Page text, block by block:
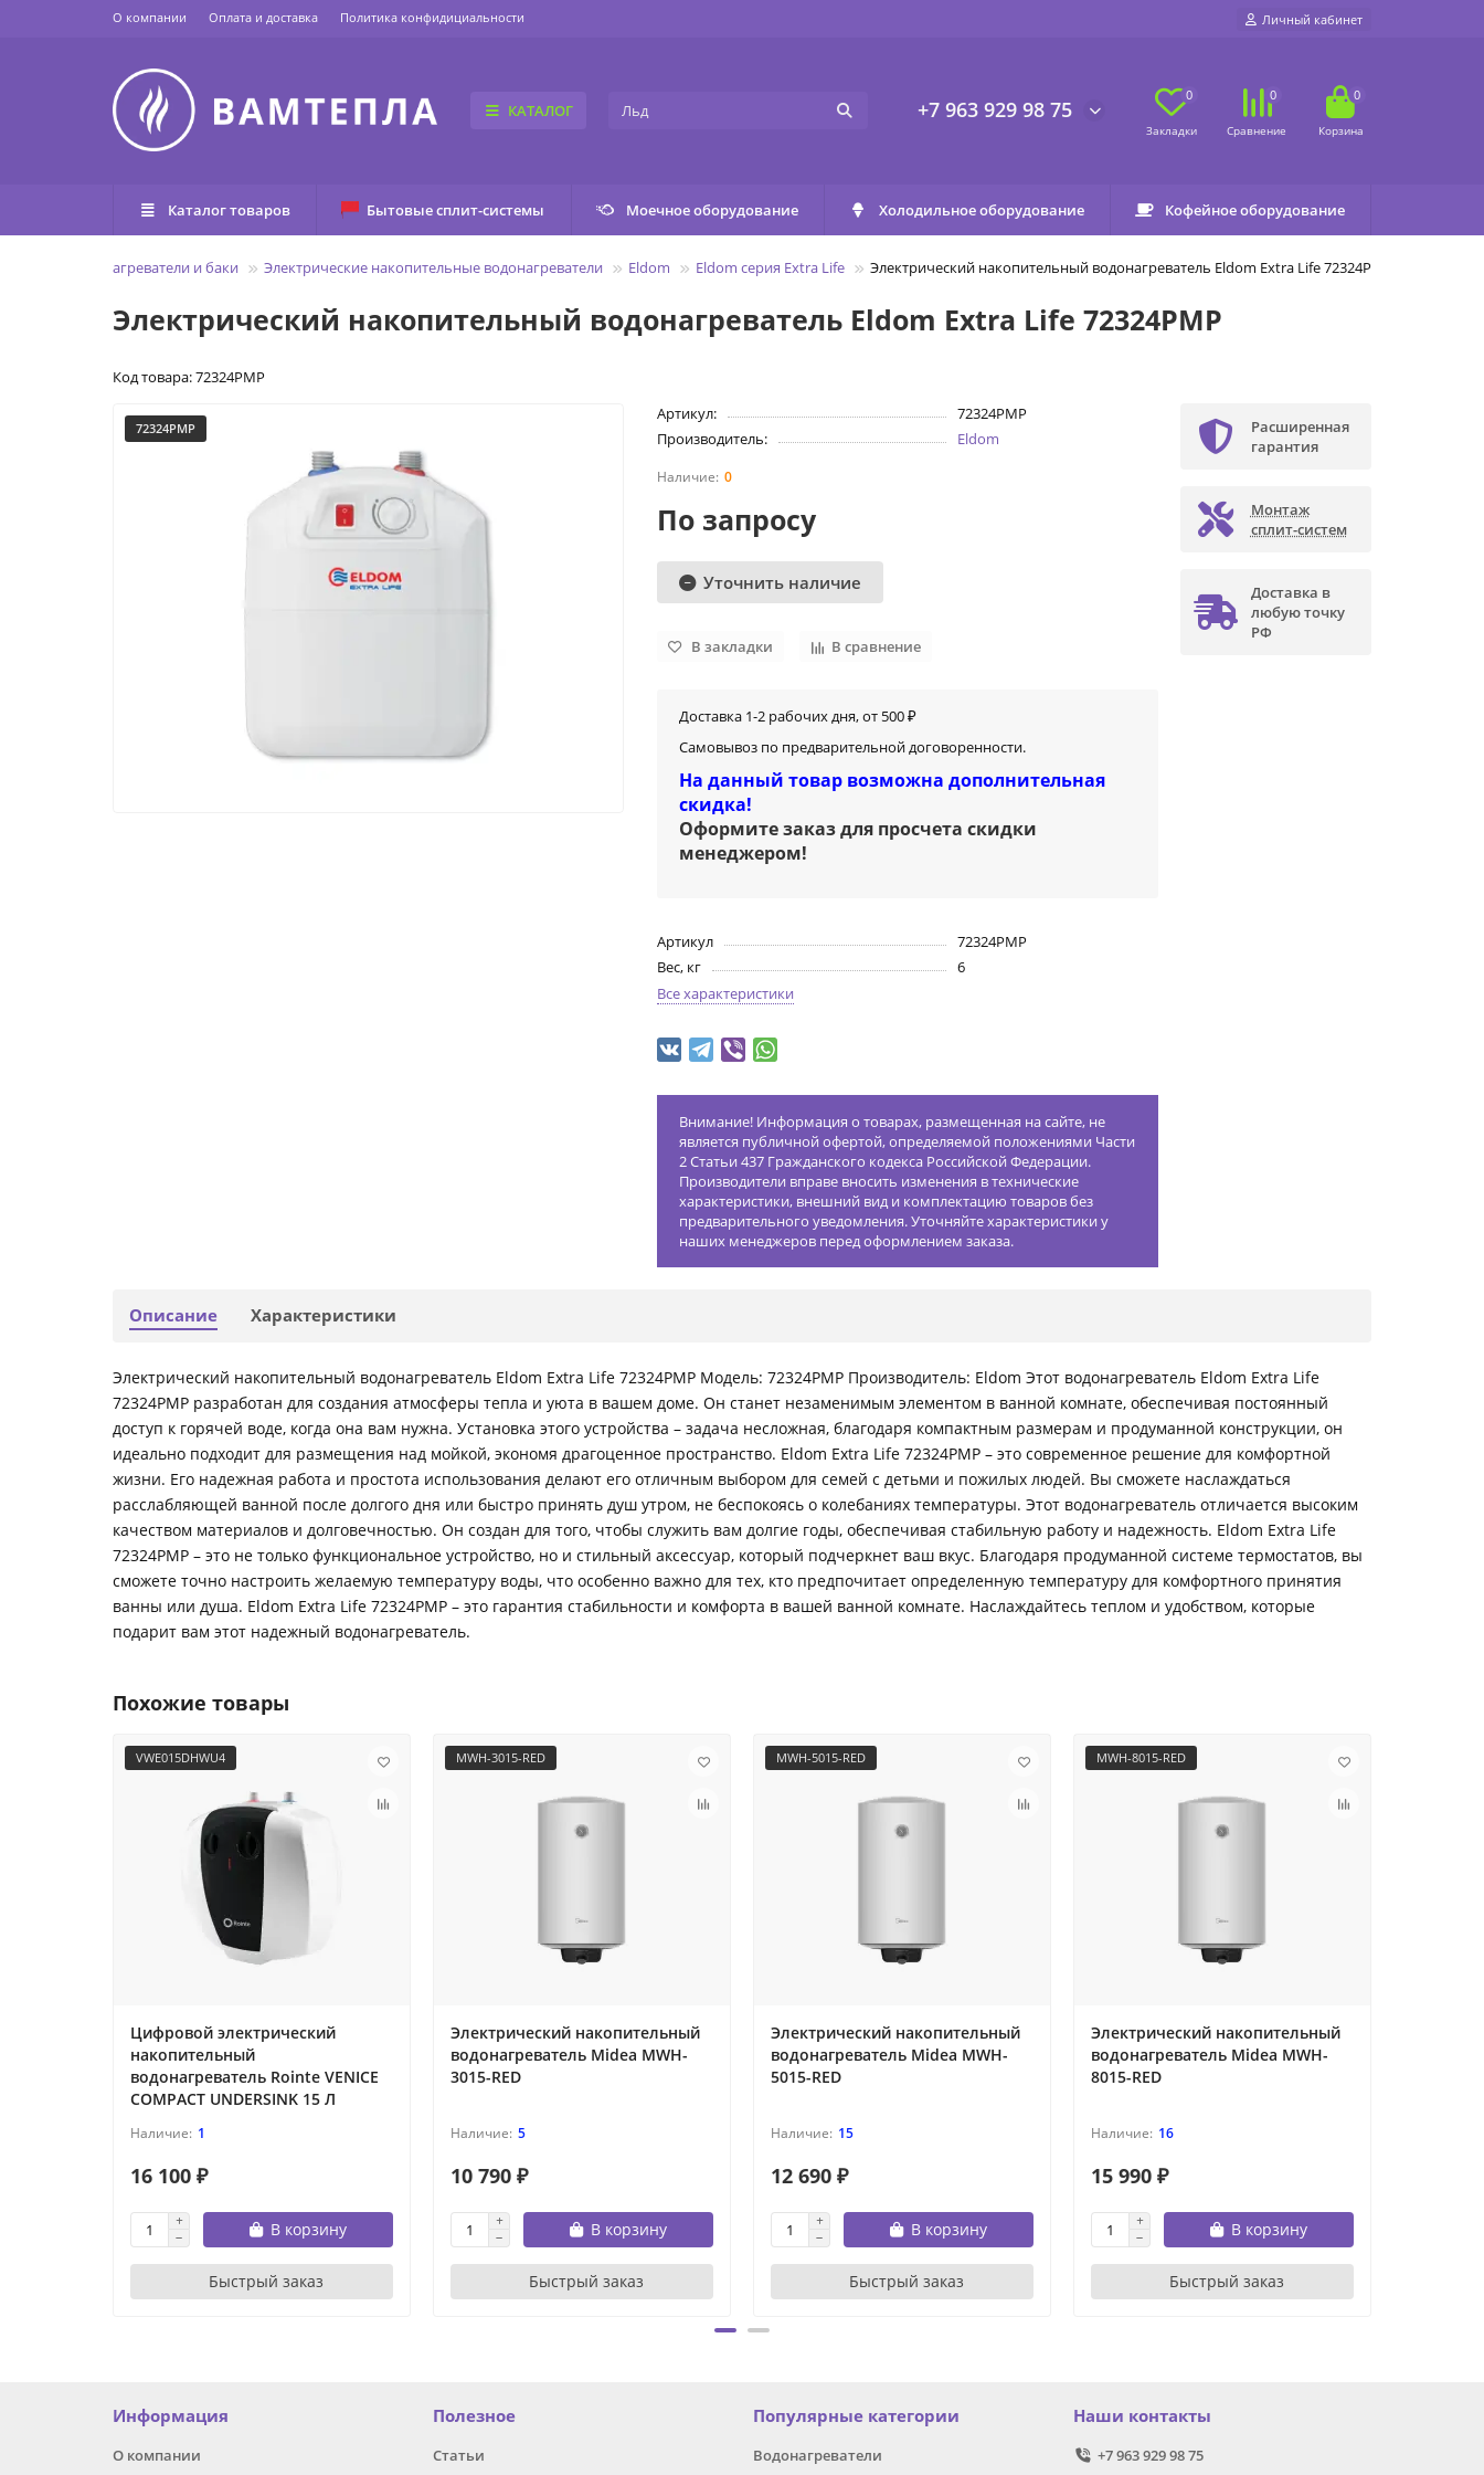
О компании Оплата и доставка Политика конфидициальности Личный кабинет
КАТАЛОГ +7 963 929 98 75
0 0 0
Каталог товаров Бытовые сплит-системы Моечное оборудование Холодильное оборудование Кофейное оборудование
Водонагреватели и баки Электрические накопительные водонагреватели Eldom Eldom серия Extra Life Электрический накопительный водонагреватель Eldom Extra Life 72324PMP
Электрический накопительный водонагреватель Eldom Extra Life 72324PMP
Код товара: 72324PMP
72324PMP
Артикул:
72324PMP
Производитель:
Eldom
0
По запросу
Уточнить наличие
В закладки В сравнение
Доставка 1-2 рабочих дня, от 500 ₽
Самовывоз по предварительной договоренности.
На данный товар возможна дополнительная
скидка!
Оформите заказ для просчета скидки
менеджером!
Артикул
72324PMP
Вес, кг
6
Все характеристики
Внимание! Информация о товарах, размещенная на сайте, не
является публичной офертой, определяемой положениями Части
2 Статьи 437 Гражданского кодекса Российской Федерации.
Производители вправе вносить изменения в технические
характеристики, внешний вид и комплектацию товаров без
предварительного уведомления. Уточняйте характеристики у
наших менеджеров перед оформлением заказа.
Расширенная
гарантия
Монтаж
сплит-систем
Доставка в
любую точку
РФ
Описание Характеристики
Электрический накопительный водонагреватель Eldom Extra Life 72324PMP Модель: 72324PMP Производитель: Eldom Этот водонагреватель Eldom Extra Life
72324PMP разработан для создания атмосферы тепла и уюта в вашем доме. Он станет незаменимым элементом в ванной комнате, обеспечивая постоянный
доступ к горячей воде, когда она вам нужна. Установка этого устройства – задача несложная, благодаря компактным размерам и продуманной конструкции, он
идеально подходит для размещения над мойкой, экономя драгоценное пространство. Eldom Extra Life 72324PMP – это современное решение для комфортной
жизни. Его надежная работа и простота использования делают его отличным выбором для семей с детьми и пожилых людей. Вы сможете наслаждаться
расслабляющей ванной после долгого дня или быстро принять душ утром, не беспокоясь о колебаниях температуры. Этот водонагреватель отличается высоким
качеством материалов и долговечностью. Он создан для того, чтобы служить вам долгие годы, обеспечивая стабильную работу и надежность. Eldom Extra Life
72324PMP – это не только функциональное устройство, но и стильный аксессуар, который подчеркнет ваш вкус. Благодаря продуманной системе термостатов, вы
сможете точно настроить желаемую температуру воды, что особенно важно для тех, кто предпочитает определенную температуру для комфортного принятия
ванны или душа. Eldom Extra Life 72324PMP – это гарантия стабильности и комфорта в вашей ванной комнате. Наслаждайтесь теплом и удобством, которые
подарит вам этот надежный водонагреватель.
Похожие товары
VWE015DHWU4
Цифровой электрический
накопительный
водонагреватель Rointe VENICE
COMPACT UNDERSINK 15 Л
1
16 100 ₽
В корзину
Быстрый заказ
MWH-3015-RED
Электрический накопительный
водонагреватель Midea MWH-
3015-RED
5
10 790 ₽
В корзину
Быстрый заказ
MWH-5015-RED
Электрический накопительный
водонагреватель Midea MWH-
5015-RED
15
12 690 ₽
В корзину
Быстрый заказ
MWH-8015-RED
Электрический накопительный
водонагреватель Midea MWH-
8015-RED
16
15 990 ₽
В корзину
Быстрый заказ
Информация
О компании
Полезное
Статьи
Популярные категории
Водонагреватели
Наши контакты
+7 963 929 98 75